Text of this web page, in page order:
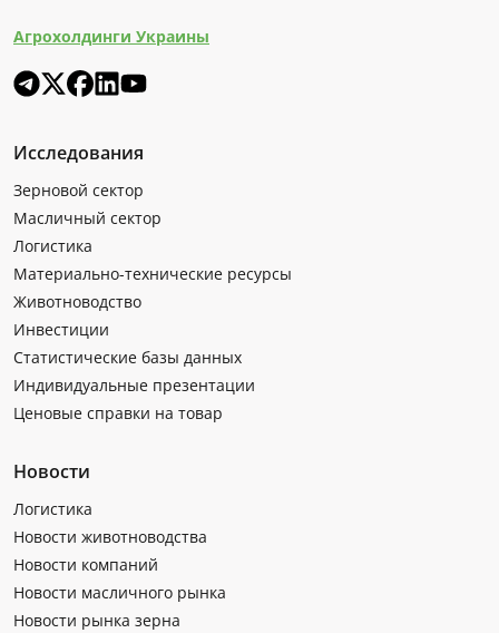
Агрохолдинги Украины
Исследования
Зерновой сектор
Масличный сектор
Логистика
Материально-технические ресурсы
Животноводство
Инвестиции
Статистические базы данных
Индивидуальные презентации
Ценовые справки на товар
Новости
Логистика
Новости животноводства
Новости компаний
Новости масличного рынка
Новости рынка зерна